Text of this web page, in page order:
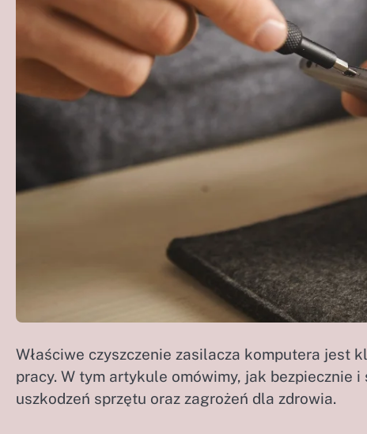
Właściwe czyszczenie zasilacza komputera jest
pracy. W tym artykule omówimy, jak bezpiecznie
uszkodzeń sprzętu oraz zagrożeń dla zdrowia.